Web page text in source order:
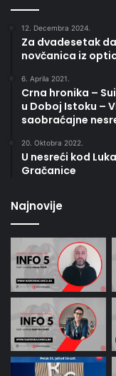
12. Decembra 2024.
Za dvadesetak
novčanica iz
6. Aprila 2021.
Crna hronika –
u Doboj Istoku –
saobraćajne
20. Oktobra 2022.
U nesreći kod
Gračanice
Najnovije